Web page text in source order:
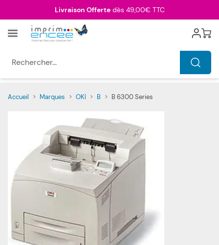
Livraison Offertedès 49,00€ TTC
Menu Cart
Accueil > Marques > OKI > B > B 6300 Series